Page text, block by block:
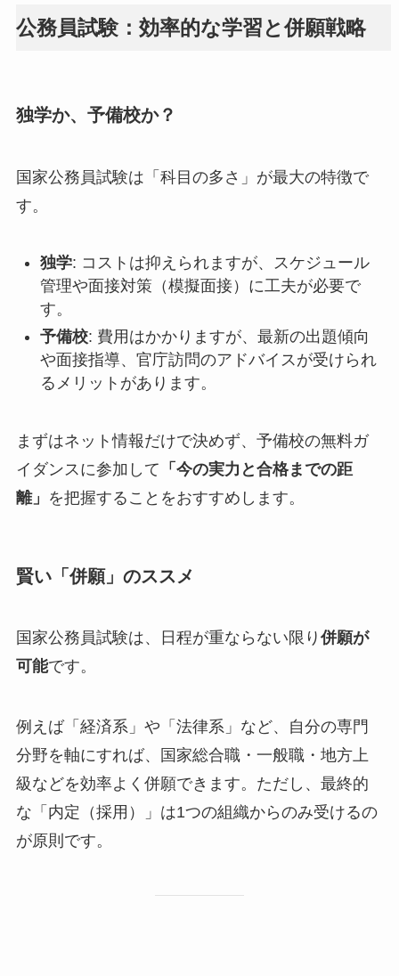
公務員試験：効率的な学習と併願戦略
独学か、予備校か？
国家公務員試験は「科目の多さ」が最大の特徴で
す。
独学: コストは抑えられますが、スケジュール
管理や面接対策（模擬面接）に工夫が必要で
す。
予備校: 費用はかかりますが、最新の出題傾向
や面接指導、官庁訪問のアドバイスが受けられ
るメリットがあります。
まずはネット情報だけで決めず、予備校の無料ガ
イダンスに参加して 「今の実力と合格までの距
離」 を把握することをおすすめします。
賢い「併願」のススメ
国家公務員試験は、日程が重ならない限り 併願が
可能です。
例えば「経済系」や「法律系」など、自分の専門
分野を軸にすれば、国家総合職・一般職・地方上
級などを効率よく併願できます。ただし、最終的
な「内定（採用）」は1つの組織からのみ受けるの
が原則です。